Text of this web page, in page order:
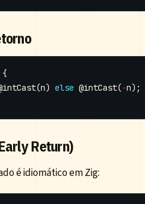
{
(n) else @intCast(-n);
Return)
é idiomático em Zig: